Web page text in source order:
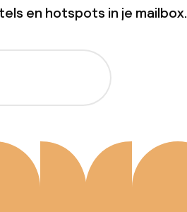
en hotspots in je mailbox.